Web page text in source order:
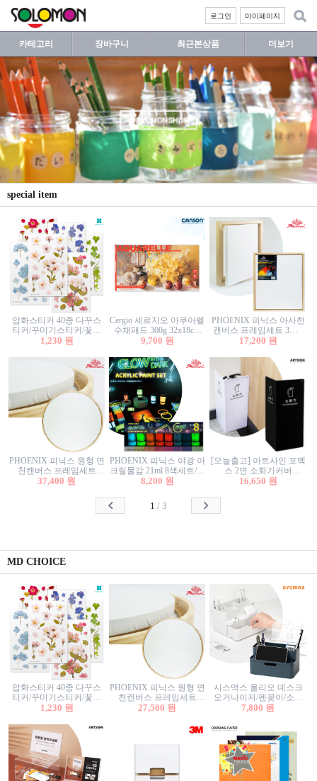
마이페이지
로그인
카테고리 장바구니 최근본상품 더보기
special item
압화스티커 40종 다꾸스
티커/꾸미기스티커/꽃스
티커/압화꽃책갈피/팬시
1,230 원
Cergio 세르지오 아쿠아렐
수채패드 300g 32x18cm
12매 1면제본
9,700 원
PHOENIX 피닉스 아사천
캔버스 프레임세트 3호F
27.3x22cm 캔버스와 올림
17,200 원
PHOENIX 피닉스 원형 면
천캔버스 프레임세트
40cm/원형캔버스/플로팅
37,400 원
PHOENIX 피닉스 야광 아
크릴물감 21ml 8색세트/야
광물감
8,200 원
[오늘출고] 아트사인 포멕
스 2면 소화기커버
1470/1471/소화기커버/소
함/소화기거치대/소화기
16,650 원
1 / 3
MD CHOICE
압화스티커 40종 다꾸스
티커/꾸미기스티커/꽃스
티커/압화꽃책갈피/팬시
1,230 원
PHOENIX 피닉스 원형 면
천캔버스 프레임세트
30cm/원형캔버스/플로팅
27,500 원
시스맥스 올리오 데스크
오거나이저/펜꽂이/소품
꽂이/소품함/정리함/수납
7,800 원